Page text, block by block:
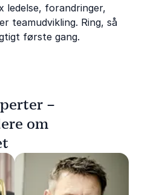
ledelse, forandringer,
teamudvikling. Ring, så
første gang.
–
om